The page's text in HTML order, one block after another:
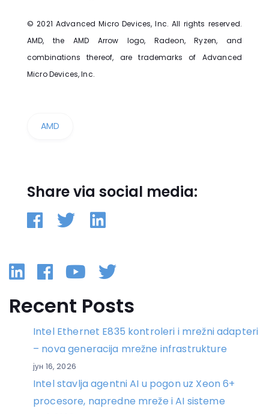
© 2021 Advanced Micro Devices, Inc. All rights reserved.
AMD, the AMD Arrow logo, Radeon, Ryzen, and
combinations thereof, are trademarks of Advanced
Micro Devices, Inc.
AMD
Share via social media:
Linkedin
Facebook
YouTube
Twitter
Recent Posts
Intel Ethernet E835 kontroleri i mrežni adapteri
– nova generacija mrežne infrastrukture
јун 16, 2026
Intel stavlja agentni AI u pogon uz Xeon 6+
procesore, napredne mreže i AI sisteme